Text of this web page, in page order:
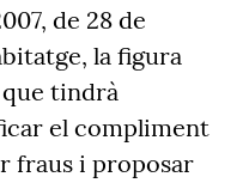
de 28 de
la figura
que tindrà
el compliment
fraus i proposar